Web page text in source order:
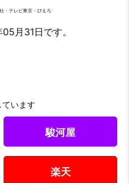
・テレビ東京・ぴえろ
月31日です。
ています
駿河屋
楽天